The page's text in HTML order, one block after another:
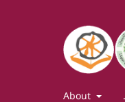
About